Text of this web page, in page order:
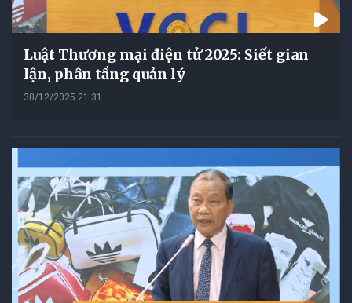
Luật Thương mại điện tử 2025: Siết gian
lận, phân tầng quản lý
30/12/2025 21:31